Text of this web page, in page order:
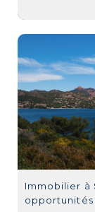
Immobilier à
opportunités